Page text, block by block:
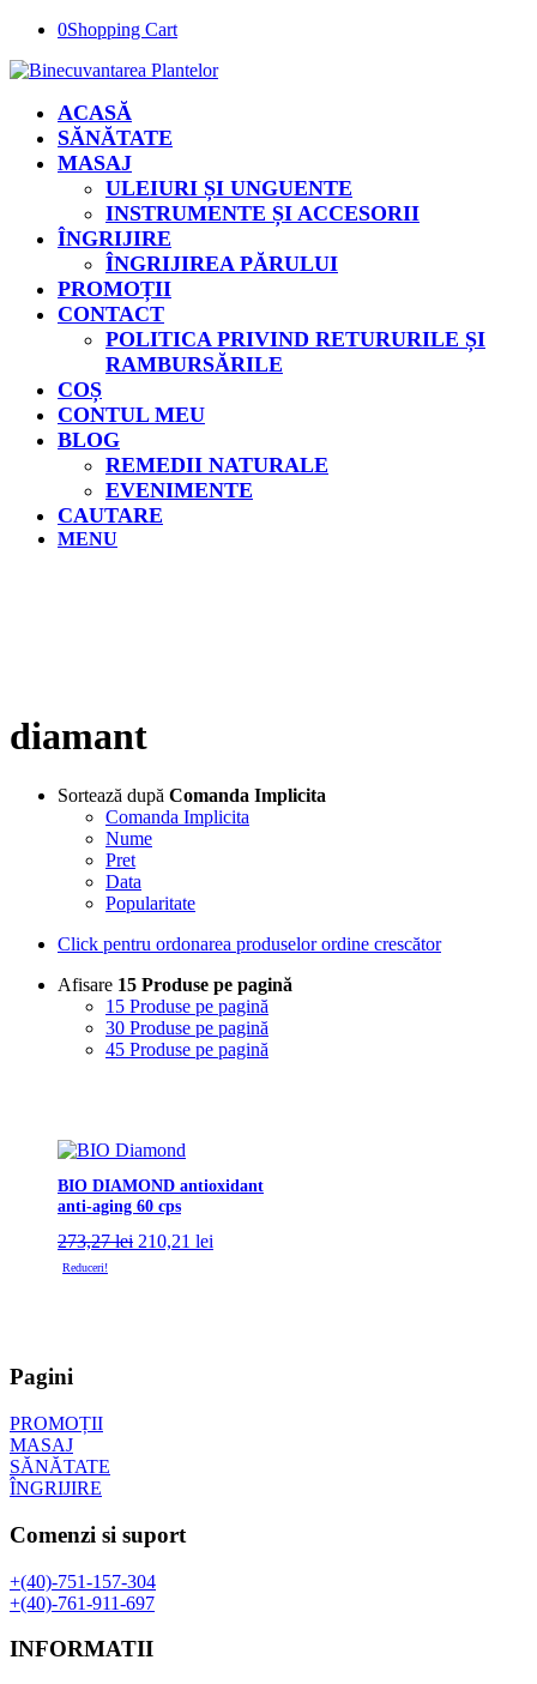
0Shopping Cart
ACASĂ
SĂNĂTATE
MASAJ
ULEIURI ȘI UNGUENTE
INSTRUMENTE ȘI ACCESORII
ÎNGRIJIRE
ÎNGRIJIREA PĂRULUI
PROMOȚII
CONTACT
POLITICA PRIVIND RETURURILE ȘI
RAMBURSĂRILE
COȘ
CONTUL MEU
BLOG
REMEDII NATURALE
EVENIMENTE
CAUTARE
MENU
diamant
Sortează după Comanda Implicita
Comanda Implicita
Nume
Pret
Data
Popularitate
Click pentru ordonarea produselor ordine crescător
Afisare 15 Produse pe pagină
15 Produse pe pagină
30 Produse pe pagină
45 Produse pe pagină
BIO DIAMOND antioxidant
anti-aging 60 cps
273,27lei Prețul
210,21 lei
Reduceri!
Pagini
PROMOȚII
MASAJ
SĂNĂTATE
ÎNGRIJIRE
Comenzi si suport
+(40)-751-157-304
+(40)-761-911-697
INFORMATII